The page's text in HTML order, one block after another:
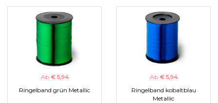
Ab € 5,94
Ringelband grün Metallic
Ab € 5,94
Ringelband kobaltblau
Metallic